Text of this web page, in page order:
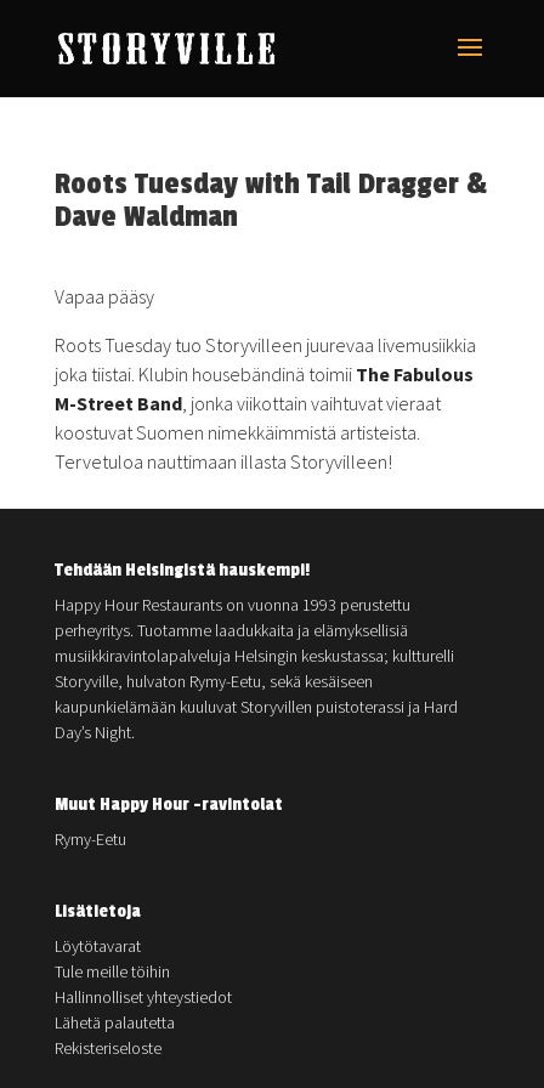
Roots Tuesday with Tail Dragger &
Dave Waldman
Vapaa pääsy
Roots Tuesday tuo Storyvilleen juurevaa livemusiikkia
joka tiistai. Klubin housebändinä toimii The Fabulous
M-Street Band, jonka viikottain vaihtuvat vieraat
koostuvat Suomen nimekkäimmistä artisteista.
Tervetuloa nauttimaan illasta Storyvilleen!
Tehdään Helsingistä hauskempi!
Happy Hour Restaurants on vuonna 1993 perustettu
perheyritys. Tuotamme laadukkaita ja elämyksellisiä
musiikkiravintolapalveluja Helsingin keskustassa; kultturelli
Storyville, hulvaton Rymy-Eetu, sekä kesäiseen
kaupunkielämään kuuluvat Storyvillen puistoterassi ja Hard
Day’s Night.
Muut Happy Hour -ravintolat
Rymy-Eetu
Lisätietoja
Löytötavarat
Tule meille töihin
Hallinnolliset yhteystiedot
Lähetä palautetta
Rekisteriseloste